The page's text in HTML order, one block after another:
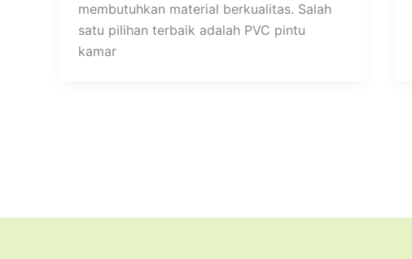
membutuhkan material berkualitas. Salah
satu pilihan terbaik adalah PVC pintu
kamar